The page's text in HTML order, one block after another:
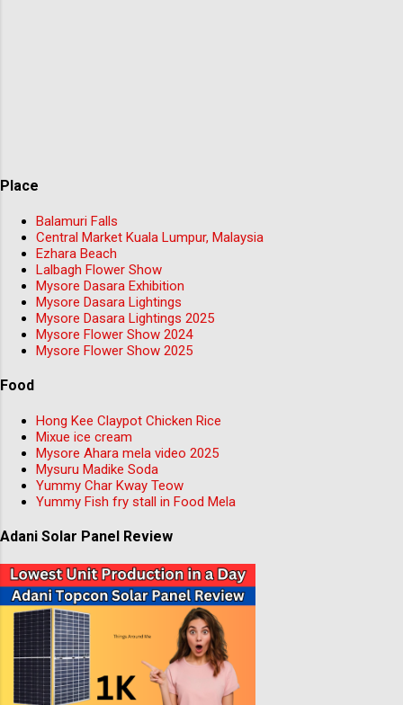
Place
Balamuri Falls
Central Market Kuala Lumpur, Malaysia
Ezhara Beach
Lalbagh Flower Show
Mysore Dasara Exhibition
Mysore Dasara Lightings
Mysore Dasara Lightings 2025
Mysore Flower Show 2024
Mysore Flower Show 2025
Food
Hong Kee Claypot Chicken Rice
Mixue ice cream
Mysore Ahara mela video 2025
Mysuru Madike Soda
Yummy Char Kway Teow
Yummy Fish fry stall in Food Mela
Adani Solar Panel Review